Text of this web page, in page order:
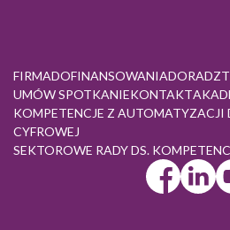
FIRMADOFINANSOWANIA
UMÓW SPOTKANIEKONTAKT
KOMPETENCJE Z AUTOMATYZACJI
CYFROWEJ
SEKTOROWE RADY DS.